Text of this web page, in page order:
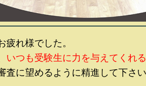
様でした。
いつも受験生に力を与えてくれ
めるように精進して下さい